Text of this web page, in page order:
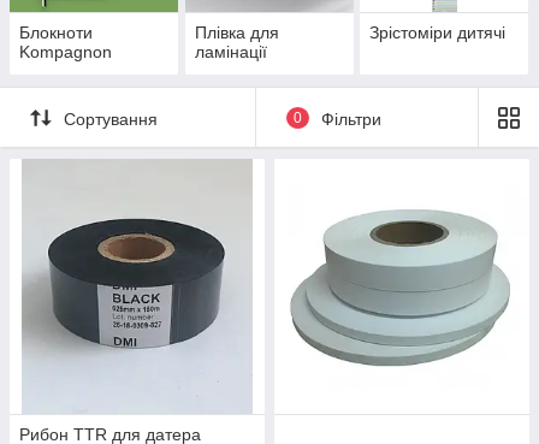
Блокноти
Kompagnon
Плівка для
ламінації
Зрістоміри дитячі
Сортування 0 Фільтри
Рибон TTR для датера